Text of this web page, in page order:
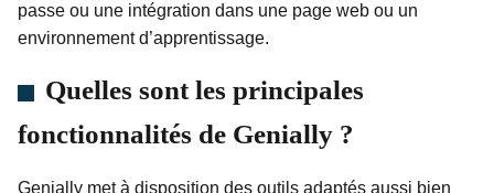
passe ou une intégration dans une page web ou un
environnement d’apprentissage.
Quelles sont les principales
fonctionnalités de Genially ?
Genially met à disposition des outils adaptés aussi bien